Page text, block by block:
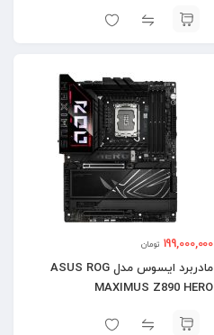
199,000,000 تومان
مادربرد ایسوس مدل ASUS ROG
MAXIMUS Z890 HERO